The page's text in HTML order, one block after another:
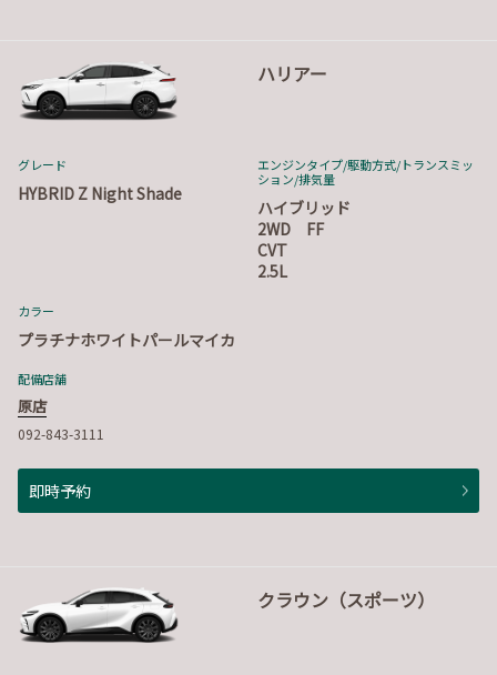
ハリアー
グレード
HYBRID Z Night Shade
エンジンタイプ/駆動方式/トランスミッ
ション/排気量
ハイブリッド
2WD FF
CVT
2.5L
カラー
プラチナホワイトパールマイカ
配備店舗
原店
092-843-3111
即時予約
クラウン（スポーツ）